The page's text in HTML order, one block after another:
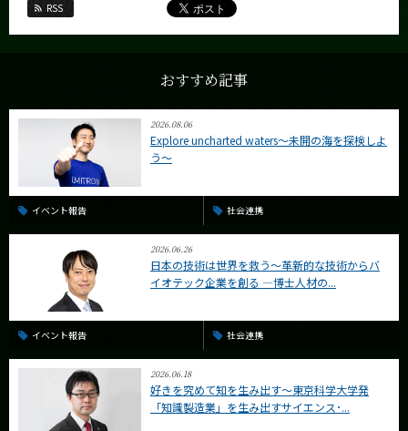
RSS
おすすめ記事
2026.08.06
Explore uncharted waters～未開の海を探検しよ
う～
イベント報告 社会連携
2026.06.26
日本の技術は世界を救う〜革新的な技術からバ
イオテック企業を創る —博士人材の...
イベント報告 社会連携
2026.06.18
好きを究めて知を生み出す〜東京科学大学発
「知識製造業」を生み出すサイエンス･...